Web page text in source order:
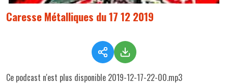
Caresse Métalliques du 17 12 2019
Ce podcast n'est plus disponible 2019-12-17-22-00.mp3